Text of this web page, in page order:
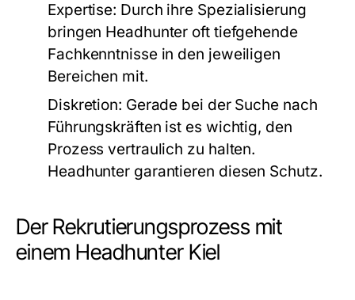
Expertise: Durch ihre Spezialisierung
bringen Headhunter oft tiefgehende
Fachkenntnisse in den jeweiligen
Bereichen mit.
Diskretion: Gerade bei der Suche nach
Führungskräften ist es wichtig, den
Prozess vertraulich zu halten.
Headhunter garantieren diesen Schutz.
Der Rekrutierungsprozess mit
einem Headhunter Kiel